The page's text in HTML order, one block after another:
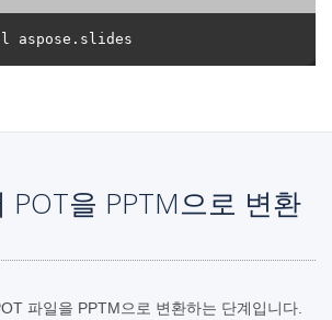
aspose.slides
POT을 PPTM으로 변환
파일을 PPTM으로 변환하는 단계입니다.